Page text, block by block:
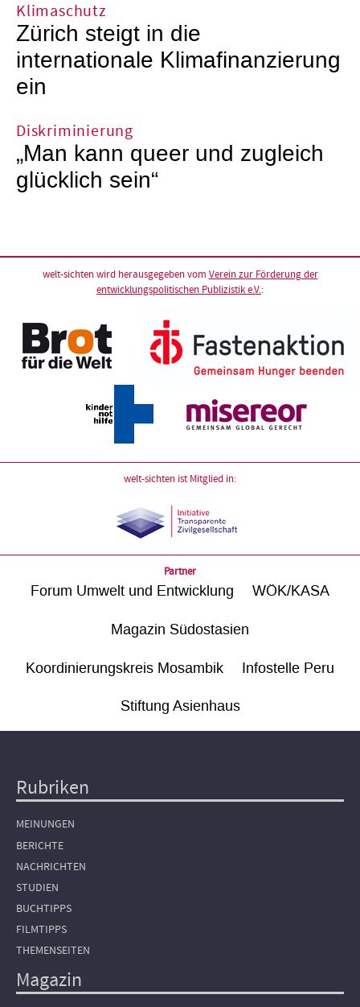
Klimaschutz
Zürich steigt in die
internationale Klimafinanzierung
ein
Diskriminierung
„Man kann queer und zugleich
glücklich sein“
welt-sichten wird herausgegeben vom Verein zur Förderung der
entwicklungspolitischen Publizistik e.V.:
welt-sichten ist Mitglied in:
Partner
Forum Umwelt und Entwicklung WÖK/KASA
Magazin Südostasien
Koordinierungskreis Mosambik Infostelle Peru
Stiftung Asienhaus
Hauptnavigation
Rubriken
MEINUNGEN
BERICHTE
NACHRICHTEN
STUDIEN
BUCHTIPPS
FILMTIPPS
THEMENSEITEN
Magazin